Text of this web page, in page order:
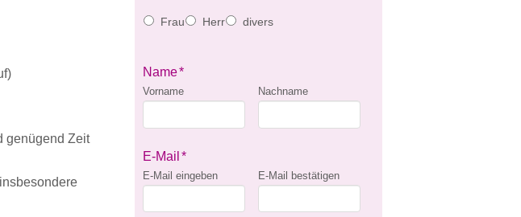
genügend Zeit
Frau Herr divers
Name*
Vorname Nachname
E-Mail *
E-Mail eingeben E-Mail bestätigen